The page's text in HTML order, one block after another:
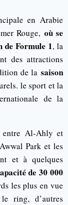
en Arabie
Rouge, où se
de Formule 1, la
des attractions
de la saison
le sport et la
de la
entre Al-Ahly et
Park et les
et à quelques
de 30 000
les plus en vue
ring, d’autres